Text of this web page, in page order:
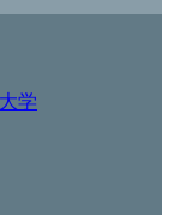
学